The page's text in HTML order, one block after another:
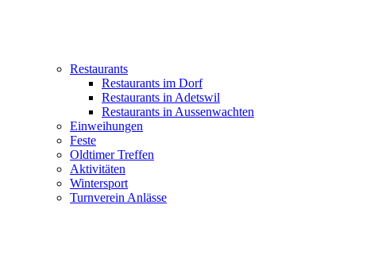
Restaurants
Restaurants im Dorf
Restaurants in Adetswil
Restaurants in Aussenwachten
Einweihungen
Feste
Oldtimer Treffen
Aktivitäten
Wintersport
Turnverein Anlässe